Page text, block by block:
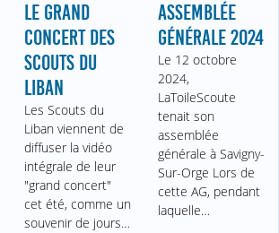
LE GRAND
CONCERT DES
SCOUTS DU
LIBAN
Les Scouts du
Liban viennent de
diffuser la vidéo
intégrale de leur
"grand concert"
cet été, comme un
souvenir de jours…
ASSEMBLÉE
GÉNÉRALE 2024
Le 12 octobre
2024,
LaToileScoute
tenait son
assemblée
générale à Savigny-
Sur-Orge Lors de
cette AG, pendant
laquelle…